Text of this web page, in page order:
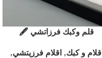
قلم وكبك فرزاتشي 🖋
أقلام و كبك, اقلام فرزيتشي,